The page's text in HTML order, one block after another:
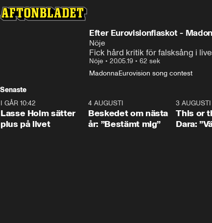
Efter Eurovisionfiaskot -
Nöje
Fick hård kritik för falsksång i
Nöje • 20.05.19 • 62 sek
MadonnaEurovision song contest
Senaste
1:04
I GÅR 10:42
Lasse Holm sätter
plus på livet
0:24
4 AUGUSTI
Beskedet om nästa
år: ”Bestämt mig”
3 AUGUSTI
This or
Dara: